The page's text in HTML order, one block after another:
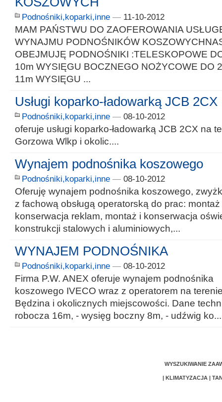
Podnośniki,koparki,inne — 11-10-2012
MAM PAŃSTWU DO ZAOFEROWANIA
WYNAJMU PODNOŚNIKÓW
OBEJMUJĘ PODNOŚNIKI :TELESKOPOWE
10m WYSIĘGU BOCZNEGO NOŻYCOWE DO
11m WYSIĘGU ...
Usługi koparko-ładowarką JCB 2CX
Podnośniki,koparki,inne — 08-10-2012
oferuje usługi koparko-ładowarką JCB 2CX na
Gorzowa Wlkp i okolic....
Wynajem podnośnika koszowego
Podnośniki,koparki,inne — 08-10-2012
Oferuję wynajem podnośnika koszowego,
z fachową obsługą operatorską do prac: montaż
konserwacja reklam, montaż i konserwacja
konstrukcji stalowych i aluminiowych,...
WYNAJEM PODNOŚNIKA
Podnośniki,koparki,inne — 08-10-2012
Firma P.W. ANEX oferuje wynajem podnośnika
koszowego IVECO wraz z operatorem na
Będzina i okolicznych miejscowości. Dane
robocza 16m, - wysięg boczny 8m, - udźwig ko...
WYSZUKIWANIE
KLIMATYZACJA